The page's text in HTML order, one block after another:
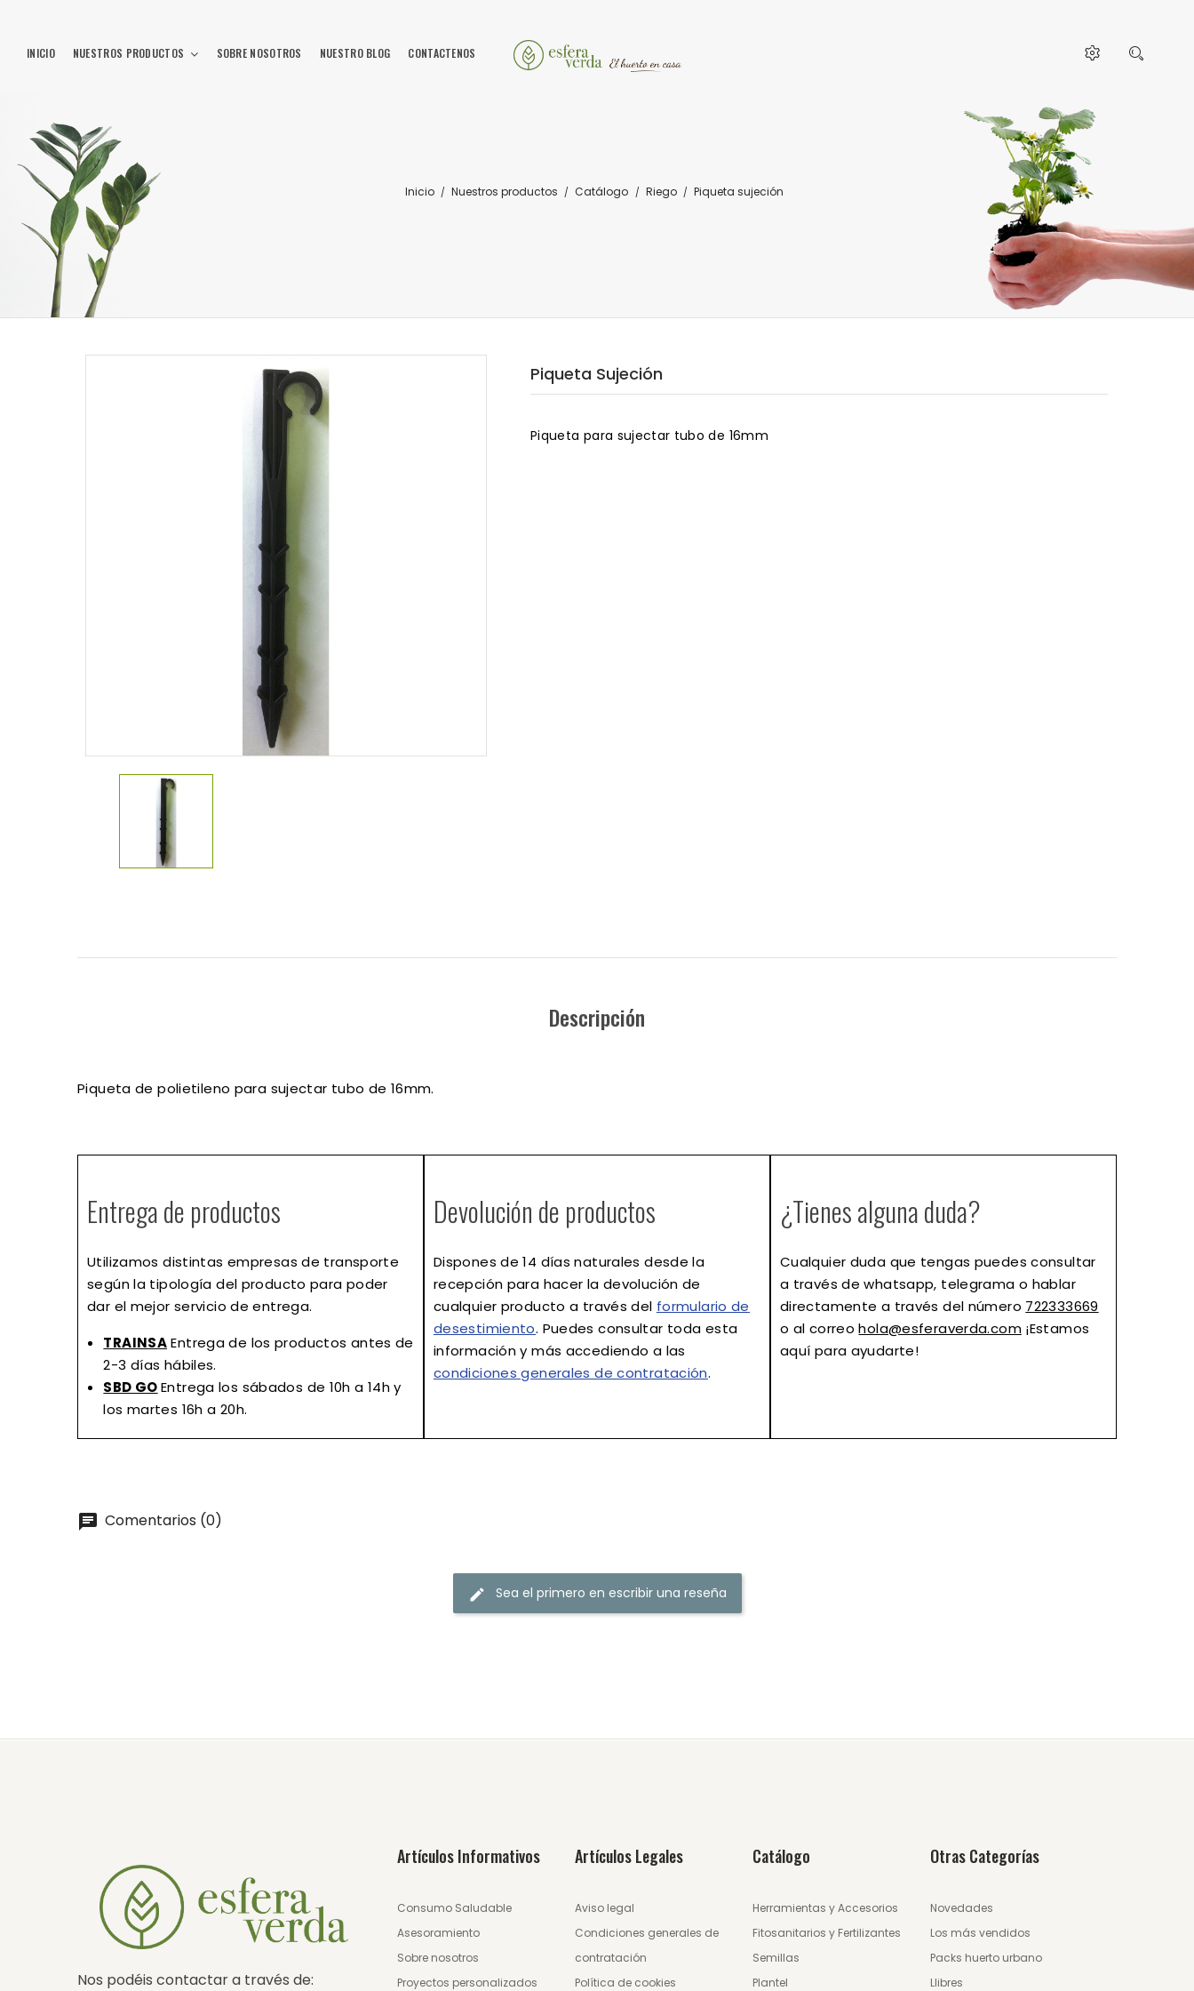
INICIO NUESTROS PRODUCTOS SOBRE NOSOTROS NUESTRO BLOG CONTACTENOS
Inicio Nuestros productos Catálogo Riego Piqueta sujeción
Piqueta Sujeción
Piqueta para sujectar tubo de 16mm
Descripción
Piqueta de polietileno para sujectar tubo de 16mm.
Entrega de productos
Utilizamos distintas empresas de transporte
según la tipología del producto para poder
dar el mejor servicio de entrega.
TRAINSAEntrega de los productos antes de
2-3 días hábiles.
SBD GOEntrega los sábados de 10h a 14h y
los martes 16h a 20h.
Devolución de productos
Dispones de14 días naturales desde la
recepción para hacer la devolución de
cualquier producto a través del formulario de
desestimiento. Puedes consultar toda esta
información y más accediendo a las
condiciones generales de contratación.
¿Tienes alguna duda?
Cualquier duda que tengas puedes consultar
a través de whatsapp, telegrama o hablar
directamente a través del número 722333669
o al correohola@esferaverda.com¡Estamos
aquí para ayudarte!
Comentarios (0)
Sea el primero en escribir una reseña
Nos podéis contactar a través de:
Artículos Informativos
Consumo Saludable
Asesoramiento
Sobre nosotros
Proyectos personalizados
Artículos Legales
Aviso legal
Condiciones generales de
contratación
Política de cookies
Catálogo
Herramientas y Accesorios
Fitosanitarios y Fertilizantes
Semillas
Plantel
Otras Categorías
Novedades
Los más vendidos
Packs huerto urbano
Llibres